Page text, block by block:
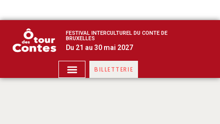
FESTIVAL INTERCULTUREL DU CONTE DE
BRUXELLES
Du 21 au 30 mai 2027
BILLETTERIE